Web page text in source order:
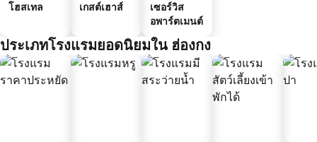
โฮสเทล เกสต์เฮาส์
เซอร์วิส
อพาร์ตเมนต์
ประเภทโรงแรมยอดนิยมใน ฮ่องกง